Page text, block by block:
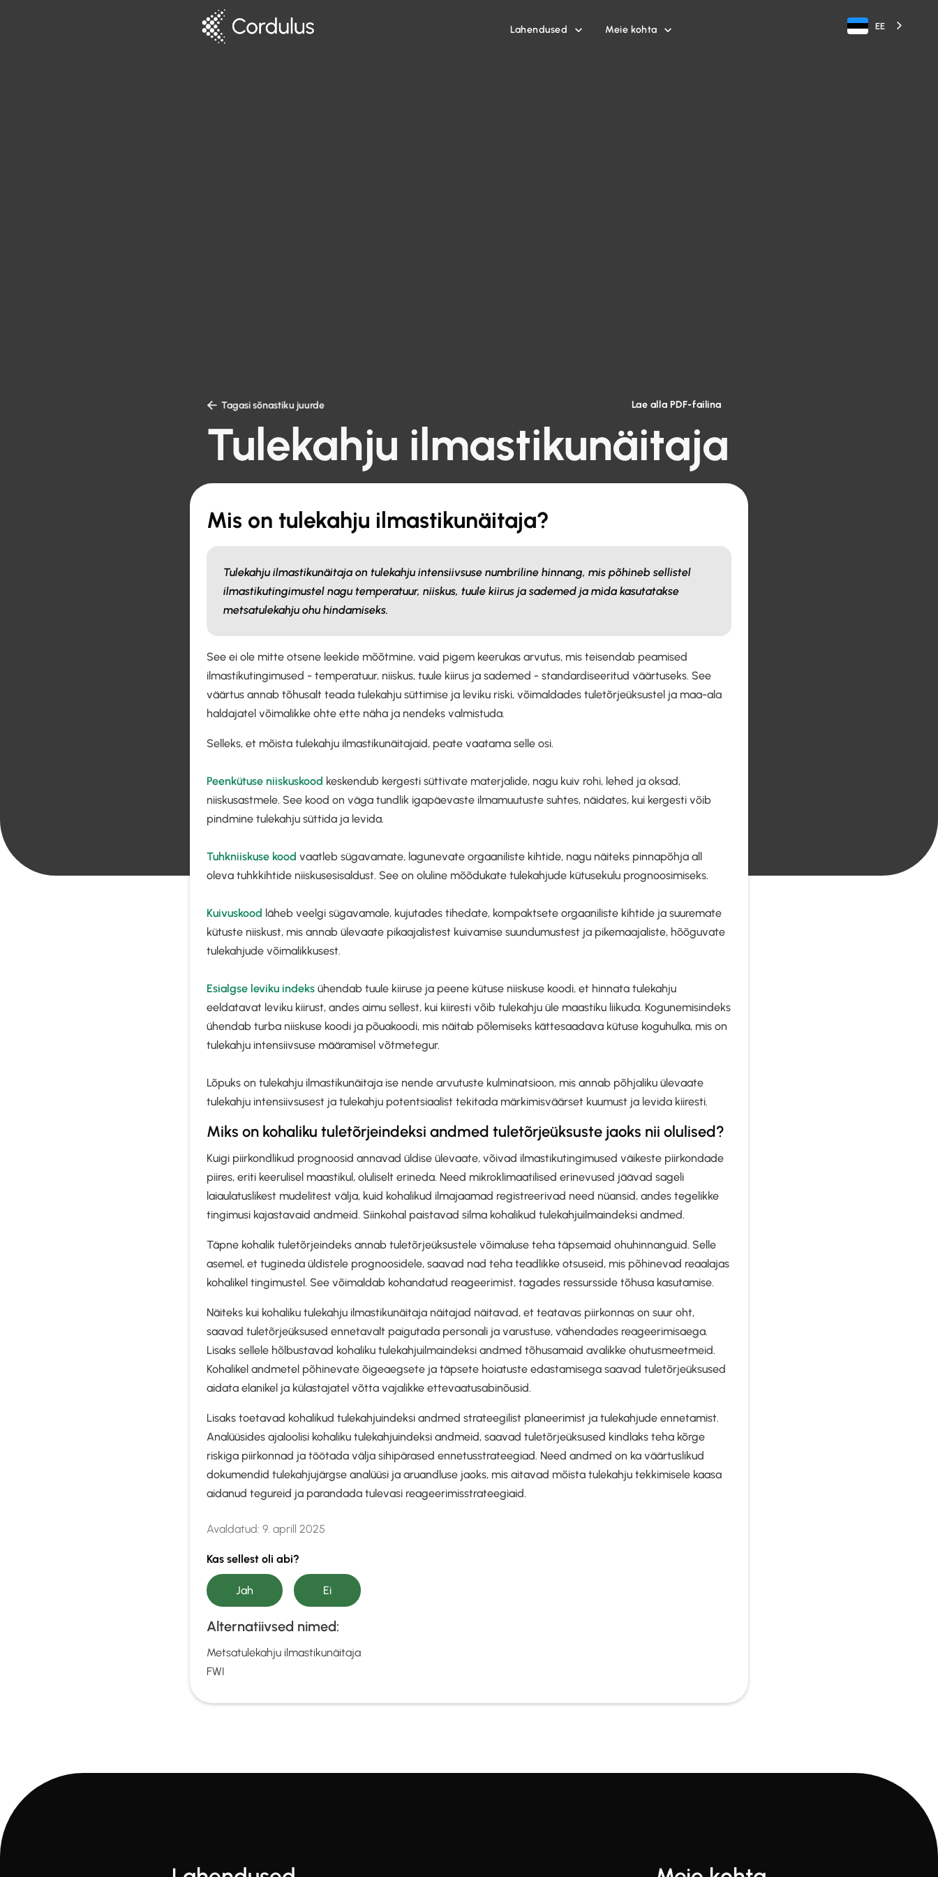
Lahendused  Meie kohta  EE
 Tagasi sõnastiku juurde Lae alla PDF-failina
Tulekahju ilmastikunäitaja
Mis on tulekahju ilmastikunäitaja?
Tulekahju ilmastikunäitaja on tulekahju intensiivsuse numbriline hinnang, mis põhineb sellistel
ilmastikutingimustel nagu temperatuur, niiskus, tuule kiirus ja sademed ja mida kasutatakse
metsatulekahju ohu hindamiseks.
See ei ole mitte otsene leekide mõõtmine, vaid pigem keerukas arvutus, mis teisendab peamised
ilmastikutingimused - temperatuur, niiskus, tuule kiirus ja sademed - standardiseeritud väärtuseks. See
väärtus annab tõhusalt teada tulekahju süttimise ja leviku riski, võimaldades tuletõrjeüksustel ja maa-ala
haldajatel võimalikke ohte ette näha ja nendeks valmistuda.
Selleks, et mõista tulekahju ilmastikunäitajaid, peate vaatama selle osi.
Peenkütuse niiskuskood keskendub kergesti süttivate materjalide, nagu kuiv rohi, lehed ja oksad,
niiskusastmele. See kood on väga tundlik igapäevaste ilmamuutuste suhtes, näidates, kui kergesti võib
pindmine tulekahju süttida ja levida.
Tuhkniiskuse kood vaatleb sügavamate, lagunevate orgaaniliste kihtide, nagu näiteks pinnapõhja all
oleva tuhkkihtide niiskusesisaldust. See on oluline mõõdukate tulekahjude kütusekulu prognoosimiseks.
Kuivuskood läheb veelgi sügavamale, kujutades tihedate, kompaktsete orgaaniliste kihtide ja suuremate
kütuste niiskust, mis annab ülevaate pikaajalistest kuivamise suundumustest ja pikemaajaliste, hõõguvate
tulekahjude võimalikkusest.
Esialgse leviku indeks ühendab tuule kiiruse ja peene kütuse niiskuse koodi, et hinnata tulekahju
eeldatavat leviku kiirust, andes aimu sellest, kui kiiresti võib tulekahju üle maastiku liikuda. Kogunemisindeks
ühendab turba niiskuse koodi ja põuakoodi, mis näitab põlemiseks kättesaadava kütuse koguhulka, mis on
tulekahju intensiivsuse määramisel võtmetegur.
Lõpuks on tulekahju ilmastikunäitaja ise nende arvutuste kulminatsioon, mis annab põhjaliku ülevaate
tulekahju intensiivsusest ja tulekahju potentsiaalist tekitada märkimisväärset kuumust ja levida kiiresti.
Miks on kohaliku tuletõrjeindeksi andmed tuletõrjeüksuste jaoks nii olulised?
Kuigi piirkondlikud prognoosid annavad üldise ülevaate, võivad ilmastikutingimused väikeste piirkondade
piires, eriti keerulisel maastikul, oluliselt erineda. Need mikroklimaatilised erinevused jäävad sageli
laiaulatuslikest mudelitest välja, kuid kohalikud ilmajaamad registreerivad need nüansid, andes tegelikke
tingimusi kajastavaid andmeid. Siinkohal paistavad silma kohalikud tulekahjuilmaindeksi andmed.
Täpne kohalik tuletõrjeindeks annab tuletõrjeüksustele võimaluse teha täpsemaid ohuhinnanguid. Selle
asemel, et tugineda üldistele prognoosidele, saavad nad teha teadlikke otsuseid, mis põhinevad reaalajas
kohalikel tingimustel. See võimaldab kohandatud reageerimist, tagades ressursside tõhusa kasutamise.
Näiteks kui kohaliku tulekahju ilmastikunäitaja näitajad näitavad, et teatavas piirkonnas on suur oht,
saavad tuletõrjeüksused ennetavalt paigutada personali ja varustuse, vähendades reageerimisaega.
Lisaks sellele hõlbustavad kohaliku tulekahjuilmaindeksi andmed tõhusamaid avalikke ohutusmeetmeid.
Kohalikel andmetel põhinevate õigeaegsete ja täpsete hoiatuste edastamisega saavad tuletõrjeüksused
aidata elanikel ja külastajatel võtta vajalikke ettevaatusabinõusid.
Lisaks toetavad kohalikud tulekahjuindeksi andmed strateegilist planeerimist ja tulekahjude ennetamist.
Analüüsides ajaloolisi kohaliku tulekahjuindeksi andmeid, saavad tuletõrjeüksused kindlaks teha kõrge
riskiga piirkonnad ja töötada välja sihipärased ennetusstrateegiad. Need andmed on ka väärtuslikud
dokumendid tulekahjujärgse analüüsi ja aruandluse jaoks, mis aitavad mõista tulekahju tekkimisele kaasa
aidanud tegureid ja parandada tulevasi reageerimisstrateegiaid.
Avaldatud: 9. aprill 2025
Kas sellest oli abi?
Alternatiivsed nimed:
Metsatulekahju ilmastikunäitaja
FWI